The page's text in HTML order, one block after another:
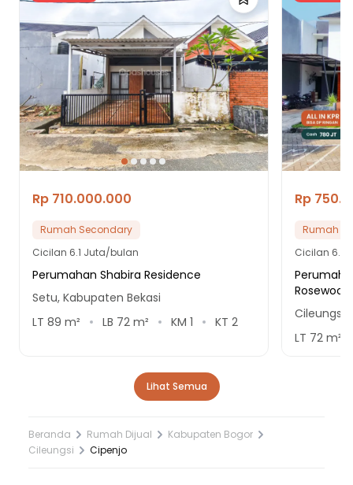
Rp 710.000.000
Rumah Secondary
Cicilan 6.1 Juta/bulan
Perumahan Shabira Residence
Setu, Kabupaten Bekasi
LT 89 m² LB 72 m² KM 1 KT 2
Rp
Rumah
Cicilan 6.4
Rosewood
Cileungsi,
LT 72m²
Lihat Semua
Beranda Rumah Dijual
Kabupaten Bogor
Cileungsi
Cipenjo